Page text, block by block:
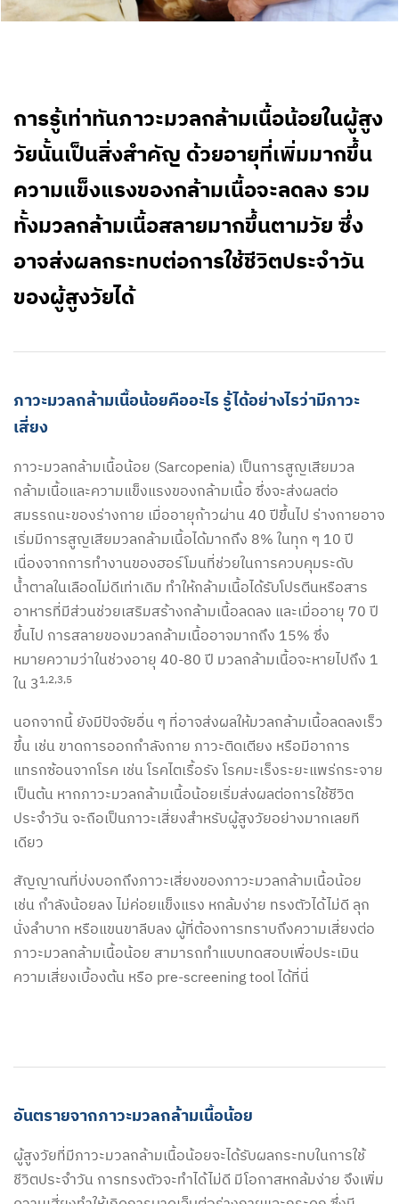
การรู้เท่าทันภาวะมวลกล้ามเนื้อน้อยในผู้สูง
วัยนั้นเป็นสิ่งสำคัญ ด้วยอายุที่เพิ่มมากขึ้น
ความแข็งแรงของกล้ามเนื้อจะลดลง รวม
ทั้งมวลกล้ามเนื้อสลายมากขึ้นตามวัย ซึ่ง
อาจส่งผลกระทบต่อการใช้ชีวิตประจำวัน
ของผู้สูงวัยได้
ภาวะมวลกล้ามเนื้อน้อยคืออะไร รู้ได้อย่างไรว่ามีภาวะ
เสี่ยง
ภาวะมวลกล้ามเนื้อน้อย (Sarcopenia) เป็นการสูญเสียมวล
กล้ามเนื้อและความแข็งแรงของกล้ามเนื้อ ซึ่งจะส่งผลต่อ
สมรรถนะของร่างกาย เมื่ออายุก้าวผ่าน 40 ปีขึ้นไป ร่างกายอาจ
เริ่มมีการสูญเสียมวลกล้ามเนื้อได้มากถึง 8% ในทุก ๆ 10 ปี
เนื่องจากการทำงานของฮอร์โมนที่ช่วยในการควบคุมระดับ
น้ำตาลในเลือดไม่ดีเท่าเดิม ทำให้กล้ามเนื้อได้รับโปรตีนหรือสาร
อาหารที่มีส่วนช่วยเสริมสร้างกล้ามเนื้อลดลง และเมื่ออายุ 70 ปี
ขึ้นไป การสลายของมวลกล้ามเนื้ออาจมากถึง 15% ซึ่ง
หมายความว่าในช่วงอายุ 40-80 ปี มวลกล้ามเนื้อจะหายไปถึง 1
ใน 31,2,3,5
นอกจากนี้ ยังมีปัจจัยอื่น ๆ ที่อาจส่งผลให้มวลกล้ามเนื้อลดลงเร็ว
ขึ้น เช่น ขาดการออกกำลังกาย ภาวะติดเตียง หรือมีอาการ
แทรกซ้อนจากโรค เช่น โรคไตเรื้อรัง โรคมะเร็งระยะแพร่กระจาย
เป็นต้น หากภาวะมวลกล้ามเนื้อน้อยเริ่มส่งผลต่อการใช้ชีวิต
ประจำวัน จะถือเป็นภาวะเสี่ยงสำหรับผู้สูงวัยอย่างมากเลยที
เดียว
สัญญาณที่บ่งบอกถึงภาวะเสี่ยงของภาวะมวลกล้ามเนื้อน้อย
เช่น กำลังน้อยลง ไม่ค่อยแข็งแรง หกล้มง่าย ทรงตัวได้ไม่ดี ลุก
นั่งลำบาก หรือแขนขาลีบลง ผู้ที่ต้องการทราบถึงความเสี่ยงต่อ
ภาวะมวลกล้ามเนื้อน้อย สามารถทำแบบทดสอบเพื่อประเมิน
ความเสี่ยงเบื้องต้น หรือ pre-screening tool ได้ที่นี่
อันตรายจากภาวะมวลกล้ามเนื้อน้อย
ผู้สูงวัยที่มีภาวะมวลกล้ามเนื้อน้อยจะได้รับผลกระทบในการใช้
ชีวิตประจำวัน การทรงตัวจะทำได้ไม่ดี มีโอกาสหกล้มง่าย จึงเพิ่ม